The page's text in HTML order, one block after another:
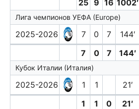
25 9 16 1002′
Лига чемпионов УЕФА (Europe)
2025-2026 7 0 7
144′
7
0 7 144′
Кубок Италии (Италия)
2025-2026 1 1
21′
1
1 0 21′